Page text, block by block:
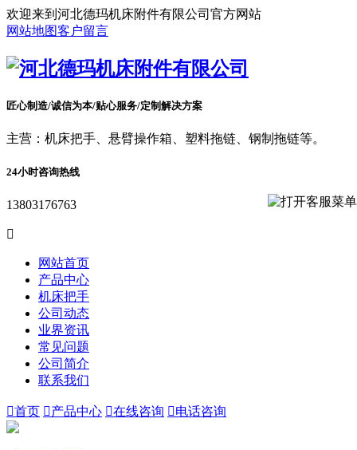
欢迎来到河北德玛机床附件有限公司官方网站
网站地图客户留言
匠心制造/诚信为本/贴心服务/定制解决方案
主营：机床把手、悬臂操作箱、塑料拖链、钢制拖链等。
24小时咨询热线
13803176763

网站首页
产品中心
机床把手
公司动态
业界资讯
常见问题
公司简介
联系我们
首页 产品中心 在线咨询 电话咨询